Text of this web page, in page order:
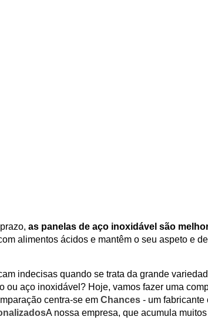
as panelas de aço inoxidável são
alimentos ácidos e mantêm o seu aspeto e
indecisas quando se trata da grande
aço inoxidável? Hoje, vamos fazer uma
centra-se em Chances - um
A nossa empresa, que acumula